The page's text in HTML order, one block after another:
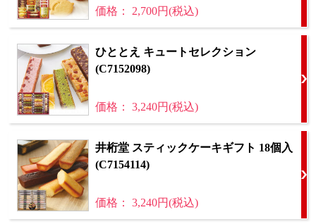
価格： 2,700円(税込)
ひととえ キュートセレクション
(C7152098)
価格： 3,240円(税込)
井桁堂 スティックケーキギフト 18個入
(C7154114)
価格： 3,240円(税込)